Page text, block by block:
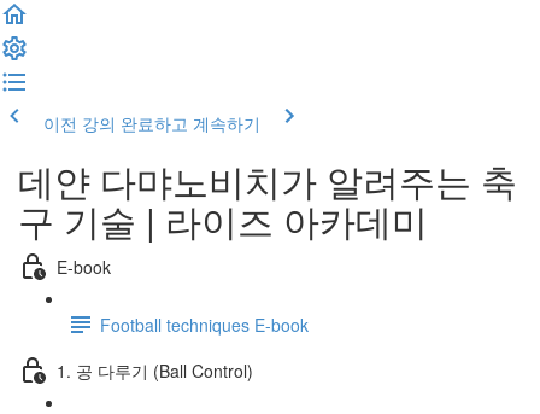
이전 강의 완료하고 계속하기
데얀 다먀노비치가 알려주는 축
구 기술 | 라이즈 아카데미
E-book
Football techniques E-book
1. 공 다루기 (Ball Control)